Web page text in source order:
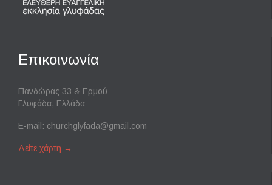
Επικοινωνία
Πανδώρας 33 & Ερμού
Γλυφάδα, Ελλάδα
E-mail: churchglyfada@gmail.com
Δείτε χάρτη →